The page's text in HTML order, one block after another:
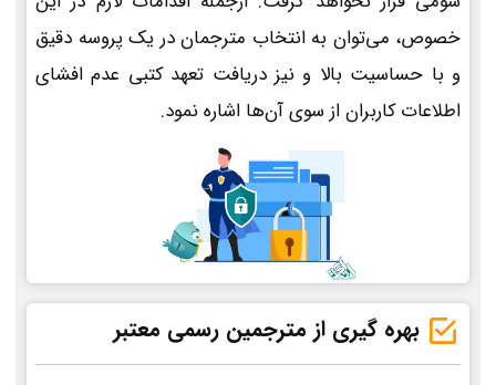
خصوص، می‌توان به انتخاب مترجمان در یک پروسه دقیق
و با حساسیت بالا و نیز دریافت تعهد کتبی عدم افشای
اطلاعات کاربران از سوی آن‌ها اشاره نمود.
بهره گیری از مترجمین رسمی معتبر